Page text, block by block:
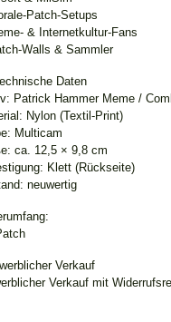
Patch-Setups
& Internetkultur-Fans
Walls & Sammler
Daten
Patrick Hammer Meme /
Nylon (Textil-Print)
Multicam
ca. 12,5 × 9,8 cm
Klett (Rückseite)
neuwertig
Verkauf
Verkauf mit